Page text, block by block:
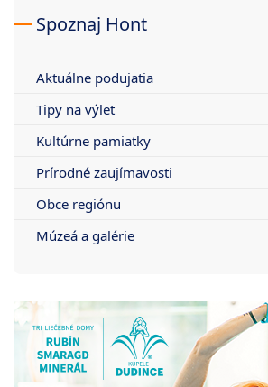
Spoznaj Hont
Aktuálne podujatia
Tipy na výlet
Kultúrne pamiatky
Prírodné zaujímavosti
Obce regiónu
Múzeá a galérie